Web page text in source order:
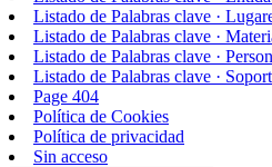
Listado de Palabras clave ·
Listado de Palabras clave ·
Listado de Palabras clave ·
Listado de Palabras clave ·
Page 404
Política de Cookies
Política de privacidad
Sin acceso